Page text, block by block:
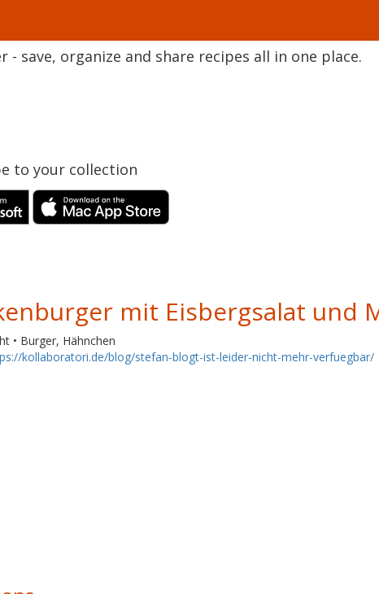
- save, organize and share recipes all in one place.
to your collection
mit Eisbergsalat und
• Burger, Hähnchen
kollaboratori.de/blog/stefan-blogt-ist-leider-nicht-mehr-verfuegbar/